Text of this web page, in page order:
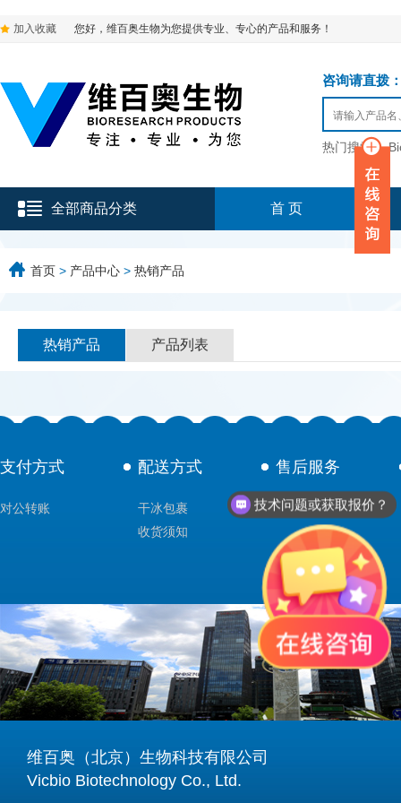
加入收藏 您好，维百奥生物为您提供专业、专心的产品和服务！
咨询请直拨
热门搜索：
全部商品分类 首 页
首页 > 产品中心 > 热销产品
热销产品 产品列表
支付方式
对公转账
配送方式
干冰包裹
收货须知
售后服务
技术支持
维百奥（北京）生物科技有限公司
Vicbio Biotechnology Co., Ltd.
技术问题或获取报价？